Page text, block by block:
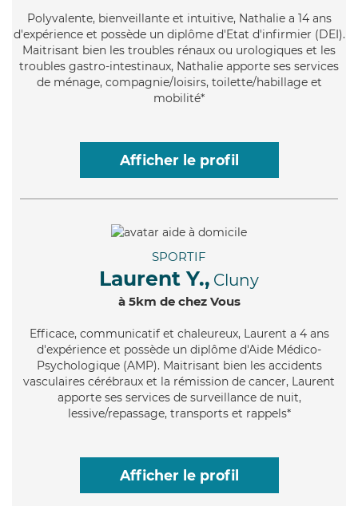
Polyvalente, bienveillante et intuitive, Nathalie a 14 ans
d'expérience et possède un diplôme d'Etat d'infirmier (DEI).
Maitrisant bien les troubles rénaux ou urologiques et les
troubles gastro-intestinaux, Nathalie apporte ses services
de ménage, compagnie/loisirs, toilette/habillage et
mobilité*
Afficher le profil
SPORTIF
Laurent Y., Cluny
à 5km de chez Vous
Efficace, communicatif et chaleureux, Laurent a 4 ans
d'expérience et possède un diplôme d'Aide Médico-
Psychologique (AMP). Maitrisant bien les accidents
vasculaires cérébraux et la rémission de cancer, Laurent
apporte ses services de surveillance de nuit,
lessive/repassage, transports et rappels*
Afficher le profil